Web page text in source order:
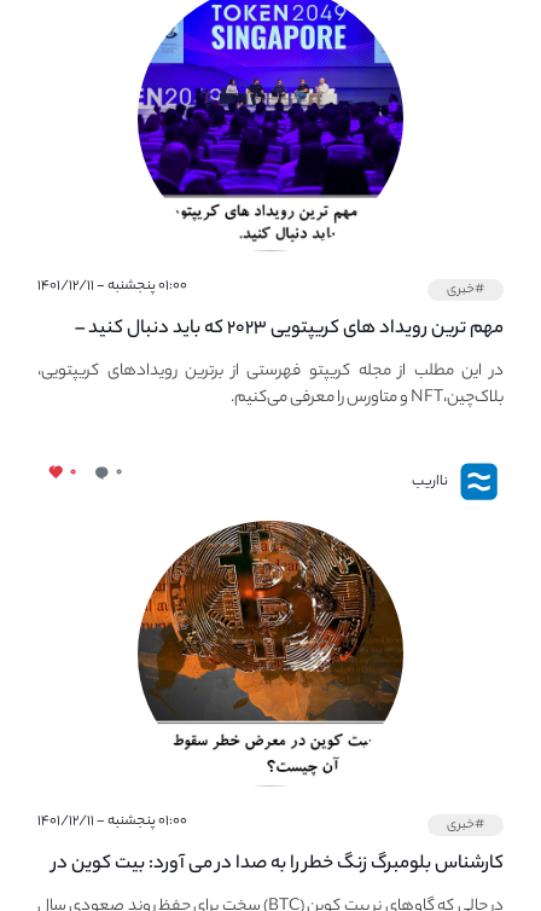
#خبری ۰۱:۰۰ پنجشنبه - ۱۴۰۱/۱۲/۱۱
مهم ترین رویداد های کریپتویی ۲۰۲۳ که باید دنبال کنید –
معرفی بهترین رویداد های جهانی
در این مطلب از مجله کریپتو فهرستی از برترین رویدادهای کریپتویی،
بلاک‌چین،NFT و متاورس را معرفی می‌کنیم.
نااریب ۰ ۰
#خبری ۰۱:۰۰ پنجشنبه - ۱۴۰۱/۱۲/۱۱
کارشناس بلومبرگ زنگ خطر را به صدا در می آورد: بیت کوین در
معرض خطر سقوط بزرگ است - دلیل آن چیست؟